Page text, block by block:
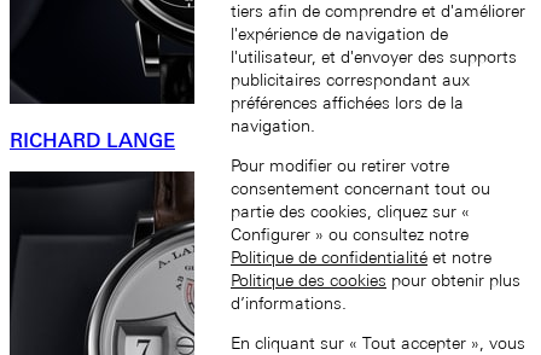
RICHARD LANGE
tiers afin de comprendre et d'améliorer
l'expérience de navigation de
l'utilisateur, et d'envoyer des supports
publicitaires correspondant aux
préférences affichées lors de la
navigation.
Pour modifier ou retirer votre
consentement concernant tout ou
partie des cookies, cliquez sur «
Configurer » ou consultez notre
Politique de confidentialité et notre
Politique des cookies pour obtenir plus
d’informations.
En cliquant sur « Tout accepter », vous